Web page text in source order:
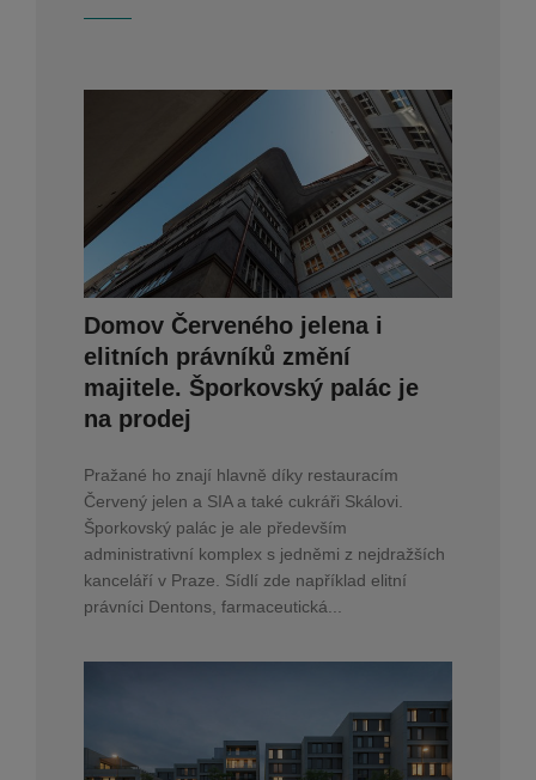
Domov Červeného jelena i
elitních právníků změní
majitele. Šporkovský palác je
na prodej
Pražané ho znají hlavně díky restauracím
Červený jelen a SIA a také cukráři Skálovi.
Šporkovský palác je ale především
administrativní komplex s jedněmi z nejdražších
kanceláří v Praze. Sídlí zde například elitní
právníci Dentons, farmaceutická...